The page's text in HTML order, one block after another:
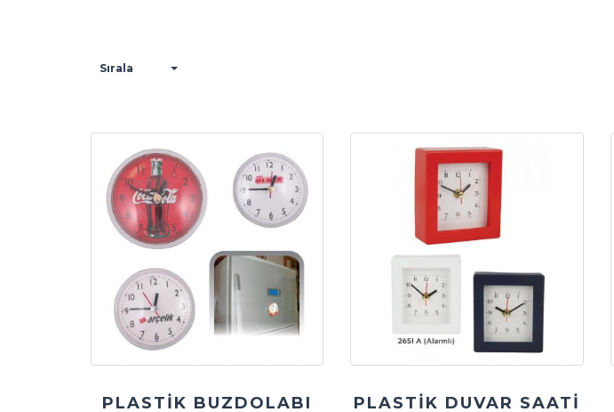
Sırala
PLASTİK BUZDOLABI
PLASTİK DUVAR SAATİ